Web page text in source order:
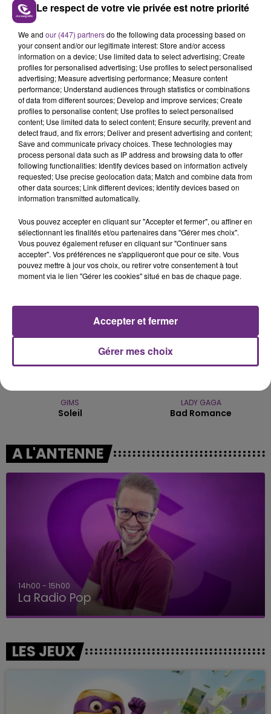
L'INSPECTION DU TRAVAIL RAPPELLE À
L'ORDRE SUR LES CONDITIONS DE...
Alors que les dates de début des vendange 2026
s'est avéré être plus précoce que prévu,
l'inspection du Travail en profite pour rappeler
les conditions de...
TITRES DIFFUSÉS
1h39
1h39
AMIR
On Dirait
1h36
1h36
ALEX WARREN
Fever Dream
1h34
1h34
GIMS
Soleil
1h29
1h29
LADY GAGA
Bad Romance
A L'ANTENNE
14h00 - 15h00
La Radio Pop
LES JEUX
Le respect de votre vie privée est notre priorité
We and our (447) partnersdo the following data processing based on
your consent and/or our legitimate interest: Store and/or access
information on a device; Use limited data to select advertising; Create
profiles for personalised advertising; Use profiles to select personalised
advertising; Measure advertising performance; Measure content
performance; Understand audiences through statistics or combinations
of data from different sources; Develop and improve services; Create
profiles to personalise content; Use profiles to select personalised
content; Use limited data to select content; Ensure security, prevent and
detect fraud, and fix errors; Deliver and present advertising and content;
Save and communicate privacy choices. These technologies may
process personal data such as IP address and browsing data to offer
following functionalities: Identify devices based on information actively
requested; Use precise geolocation data; Match and combine data from
other data sources; Link different devices; Identify devices based on
information transmitted automatically.
Vous pouvez accepter en cliquant sur "Accepter et fermer", ou affiner en
sélectionnant les finalités et/ou partenaires dans "Gérer mes choix".
Vous pouvez également refuser en cliquant sur "Continuer sans
accepter". Vos préférences ne s'appliqueront que pour ce site. Vous
pouvez mettre à jour vos choix, ou retirer votre consentement à tout
moment via le lien "Gérer les cookies" situé en bas de chaque page.
Gérer mes choix
Accepter et fermer